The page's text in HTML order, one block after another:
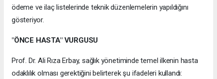
ödeme ve ilaç listelerinde teknik düzenlemelerin yapıldığını
gösteriyor.
"ÖNCE HASTA" VURGUSU
Prof. Dr. Ali Rıza Erbay, sağlık yönetiminde temel ilkenin hasta
odaklılık olması gerektiğini belirterek şu ifadeleri kullandı: